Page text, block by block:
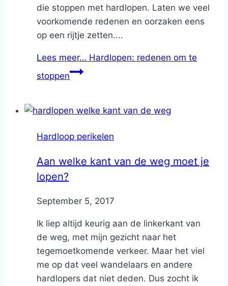
die stoppen met hardlopen. Laten we veel
voorkomende redenen en oorzaken eens
op een rijtje zetten....
Lees meer… Hardlopen: redenen om te
stoppen
Hardloop perikelen
Aan welke kant van de weg moet je
lopen?
ByNicole
September 5, 2017
Ik liep altijd keurig aan de linkerkant van
de weg, met mijn gezicht naar het
tegemoetkomende verkeer. Maar het viel
me op dat veel wandelaars en andere
hardlopers dat niet deden. Dus zocht ik